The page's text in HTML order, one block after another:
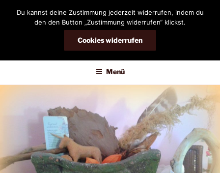
DIANDRA-CIRCLE
Menü
Du kannst deine Zustimmung jederzeit widerrufen, indem du
den den Button „Zustimmung widerrufen“ klickst.
Cookies widerrufen